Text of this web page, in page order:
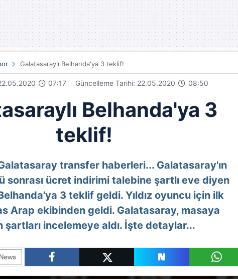
Galatasaraylı Belhanda'ya 3 teklif!
07:17 Güncelleme Tarihi: 22.05.2020 08:50
Belhanda'ya 3
teklif!
transfer haberleri... Galatasaray'ın
sonrası ücret indirimi talebine şartlı eve diyen
Belhanda'ya 3 teklif geldi. Yıldız oyuncu için ilk
Arap ekibinden geldi. Galatasaray, masaya
şartları incelemeye aldı. İşte detaylar...